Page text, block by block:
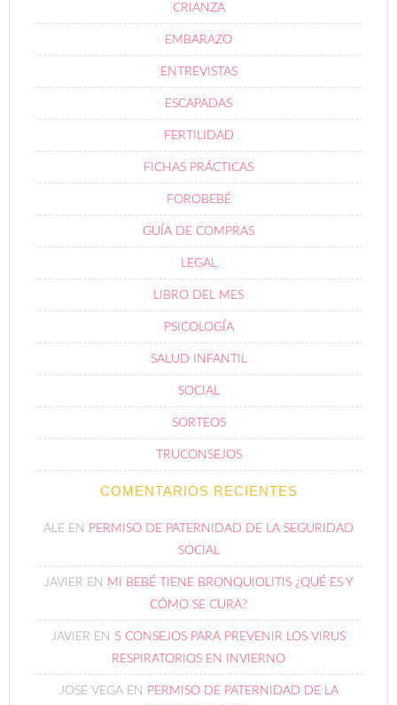
CRIANZA
EMBARAZO
ENTREVISTAS
ESCAPADAS
FERTILIDAD
FICHAS PRÁCTICAS
FOROBEBÉ
GUÍA DE COMPRAS
LEGAL
LIBRO DEL MES
PSICOLOGÍA
SALUD INFANTIL
SOCIAL
SORTEOS
TRUCONSEJOS
COMENTARIOS RECIENTES
ALE EN PERMISO DE PATERNIDAD DE LA SEGURIDAD
SOCIAL
JAVIER EN MI BEBÉ TIENE BRONQUIOLITIS ¿QUÉ ES Y
CÓMO SE CURA?
JAVIER EN 5 CONSEJOS PARA PREVENIR LOS VIRUS
RESPIRATORIOS EN INVIERNO
JOSE VEGAEN PERMISO DE PATERNIDAD DE LA